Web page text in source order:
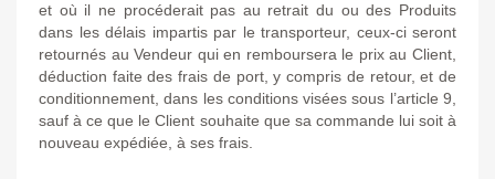
et où il ne procéderait pas au retrait du ou des Produits
dans les délais impartis par le transporteur, ceux-ci seront
retournés au Vendeur qui en remboursera le prix au Client,
déduction faite des frais de port, y compris de retour, et de
conditionnement, dans les conditions visées sous l’article 9,
sauf à ce que le Client souhaite que sa commande lui soit à
nouveau expédiée, à ses frais.